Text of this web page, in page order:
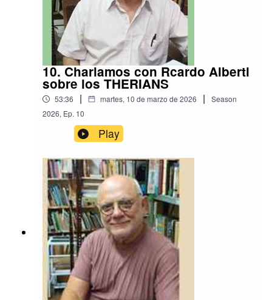
10. Charlamos con Rcardo Alberti
sobre los THERIANS
53:36 | martes, 10 de marzo de 2026 |
Season
2026, Ep. 10
Play